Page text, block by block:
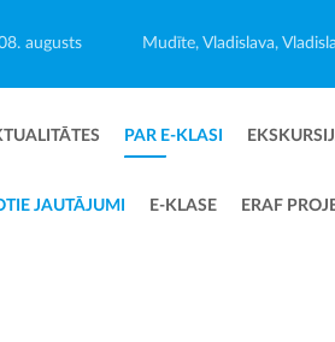
augusts Mudīte, Vladislava,
PAR E-KLASI
JAUTĀJUMI E-KLASE ERAF